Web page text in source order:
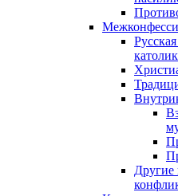
Другие